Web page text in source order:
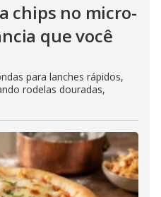
chips no micro-
que você
para lanches rápidos,
rodelas douradas,